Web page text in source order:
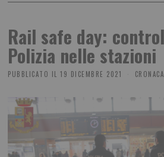
Rail safe day:
Polizia nelle stazioni
PUBBLICATO IL 19 DICEMBRE 2021 CRONACA